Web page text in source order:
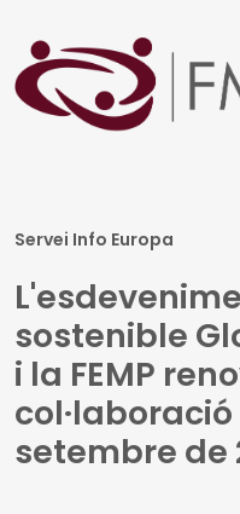
Servei Info Europa
sostenible
i la FEMP
col·laboració
setembre de